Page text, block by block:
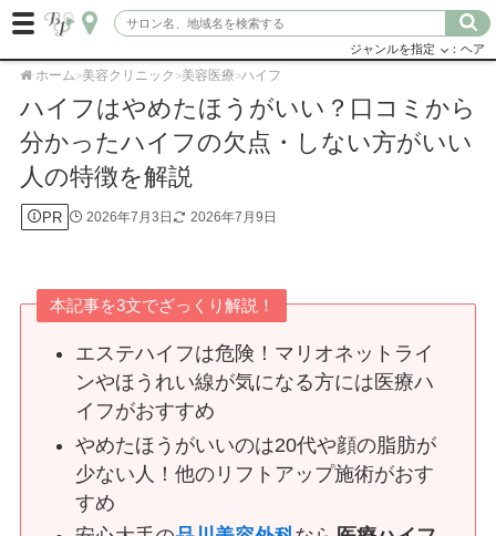
ジャンルを指定 ：ヘア
ホーム>美容クリニック >美容医療>ハイフ
ハイフはやめたほうがいい？口コミから
分かったハイフの欠点・しない方がいい
人の特徴を解説
PR 2026年7月3日 2026年7月9日
本記事を3文でざっくり解説！
エステハイフは危険！マリオネットライ
ンやほうれい線が気になる方には医療ハ
イフがおすすめ
やめたほうがいいのは20代や顔の脂肪が
少ない人！他のリフトアップ施術がおす
すめ